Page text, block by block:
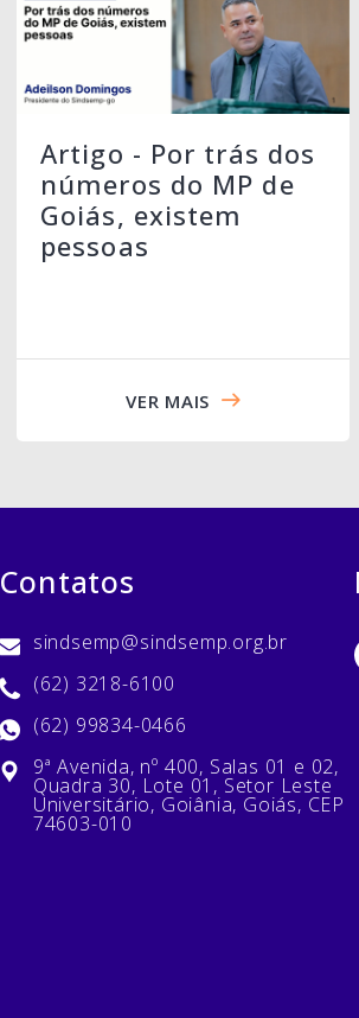
Artigo - Por trás dos
números do MP de
Goiás, existem
pessoas
VER MAIS
Contatos
sindsemp@sindsemp.org.br
(62) 3218-6100
(62) 99834-0466
9ª Avenida, nº 400, Salas 01 e 02,
Quadra 30, Lote 01, Setor Leste
Universitário, Goiânia, Goiás, CEP
74603-010